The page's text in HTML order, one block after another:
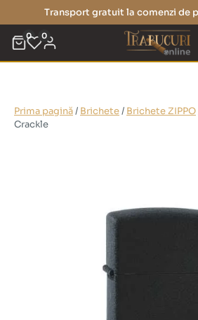
Transport gratuit la comenzi de
0 0
Prima pagină/ Brichete/ Brichete ZIPPO
Crackle